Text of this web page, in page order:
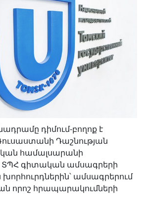
դիմում-բողոք է
Դաշնության
համալսարանի
գիտական ամսագրերի
ամսագրերում
որոշ հրապարակումների